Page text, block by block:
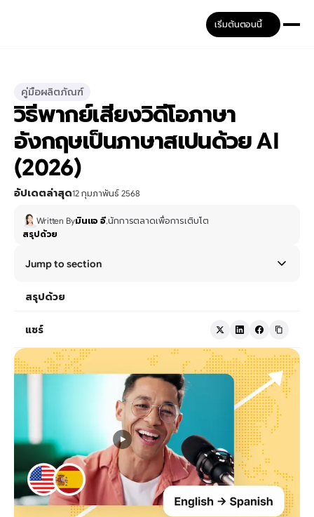
เริ่มต้นตอนนี้
คู่มือผลิตภัณฑ์
วิธีพากย์เสียงวิดีโอภาษา
อังกฤษเป็นภาษาสเปนด้วย AI
(2026)
อัปเดตล่าสุด12 กุมภาพันธ์ 2568
Written Byมินแจ อี,นักการตลาดเพื่อการเติบโต
สรุปด้วย
Jump to section
สรุปด้วย
แชร์